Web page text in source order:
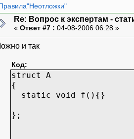
Re: Вопрос к экспертам -
« Ответ #7 : 04-08-2006 06:28 »
и так
Код:
struct A
{
static void f(){}
};